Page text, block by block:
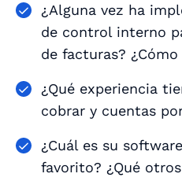
¿Alguna vez ha
de control interno
de facturas?
¿Qué experiencia
cobrar y cuentas
¿Cuál es su
favorito? ¿Qué